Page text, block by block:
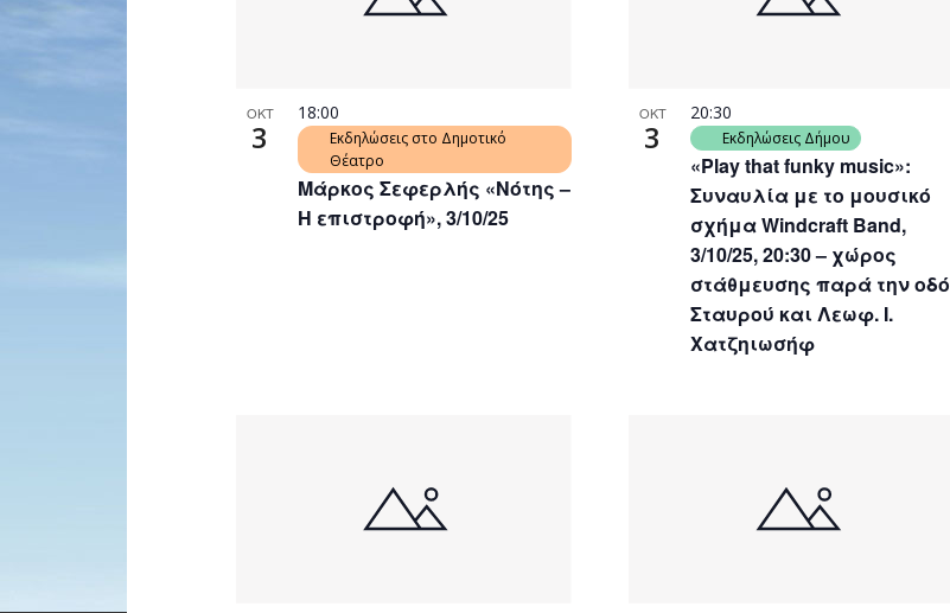
View
ΟΚΤ
3
Μάρκος Σεφερλής «Νότης –
Η επιστροφή», 3/10/25
18:00
Εκδηλώσεις στο Δημοτικό
Θέατρο
ΟΚΤ
3
«Play that funky music»:
Συναυλία με το μουσικό
σχήμα Windcraft Band,
3/10/25, 20:30 – χώρος
στάθμευσης παρά την οδό
Σταυρού και Λεωφ. Ι.
Χατζηιωσήφ
20:30
Εκδηλώσεις Δήμου